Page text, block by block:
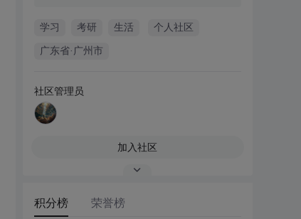
学习 考研 生活 个人社区
广东省·广州市
社区管理员
加入社区
积分榜 荣誉榜